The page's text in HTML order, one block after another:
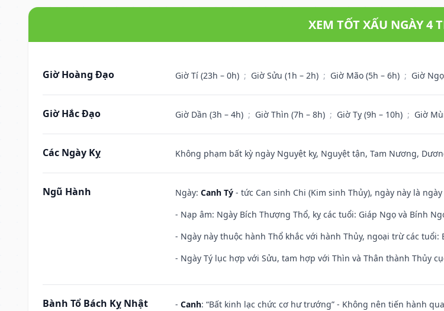
XEM TỐT XẤU NGÀY 4
Giờ Hoàng Đạo Giờ Tí (23h – 0h) ; Giờ Sửu (1h – 2h) ; Giờ Mão (5h – 6h) ; Giờ
Giờ Hắc Đạo Giờ Dần (3h – 4h) ; Giờ Thìn (7h – 8h) ; Giờ Tỵ (9h – 10h) ; Giờ
Các Ngày Kỵ Không phạm bất kỳ ngày Nguyệt kỵ, Nguyệt tận, Tam Nương,
Ngũ Hành Ngày: Canh Tý - tức Can sinh Chi (Kim sinh Thủy), ngày này là
- Nạp âm: Ngày Bích Thượng Thổ, kỵ các tuổi: Giáp Ngọ và Bính
- Ngày này thuộc hành Thổ khắc với hành Thủy, ngoại trừ các
- Ngày Tý lục hợp với Sửu, tam hợp với Thìn và Thân thành Thủy
Bành Tổ Bách Kỵ Nhật - Canh: “Bất kinh lạc chức cơ hư trướng” - Không nên tiến hành